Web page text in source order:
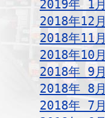
2019年 1月
2018年12月
2018年11月
2018年10月
2018年 9月
2018年 8月
2018年 7月